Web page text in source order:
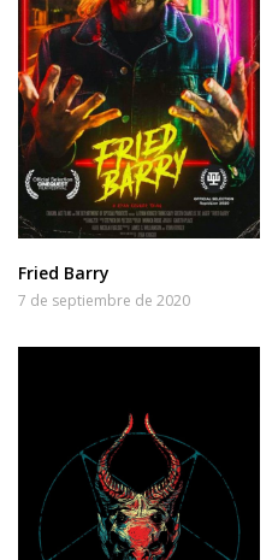
Fried Barry
7 de septiembre de 2020